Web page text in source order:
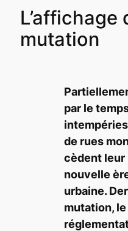
L’affichage
mutation
par le
de rues
cèdent leur
nouvelle
urbaine.
mutation,